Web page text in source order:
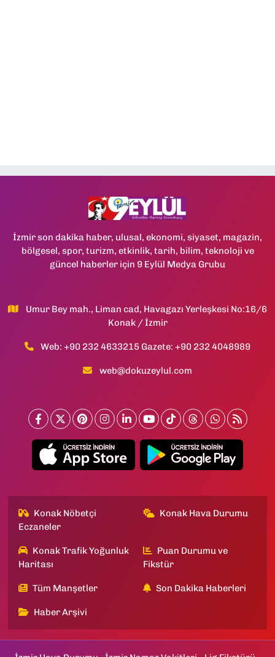
İzmir son dakika haber, ulusal, ekonomi, siyaset, magazin,
bölgesel, spor, turizm, etkinlik, tarih, bilim, teknoloji ve
güncel haberler için 9 Eylül Medya Grubu
Umur Bey mah., Liman cad, Havagazı Yerleşkesi No:16/6
Konak / İzmir
Web: +90 232 4633215 Gazete: +90 232 4048989
web@dokuzeylul.com
Konak Nöbetçi
Eczaneler
Konak Hava Durumu
Konak Trafik Yoğunluk
Haritası
Puan Durumu ve
Fikstür
Tüm Manşetler Son Dakika Haberleri
Haber Arşivi